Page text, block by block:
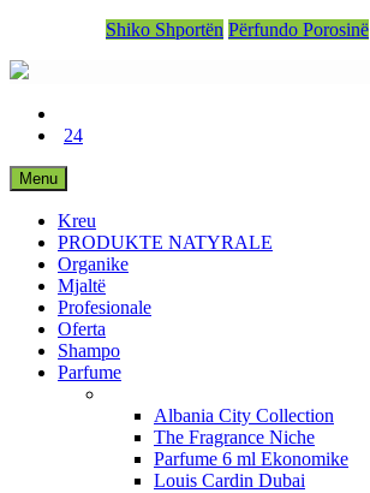
Shiko Shportën Përfundo Porosinë
24
Menu
Kreu
PRODUKTE NATYRALE
Organike
Mjaltë
Profesionale
Oferta
Shampo
Parfume
Albania City Collection
The Fragrance Niche
Parfume 6 ml Ekonomike
Louis Cardin Dubai